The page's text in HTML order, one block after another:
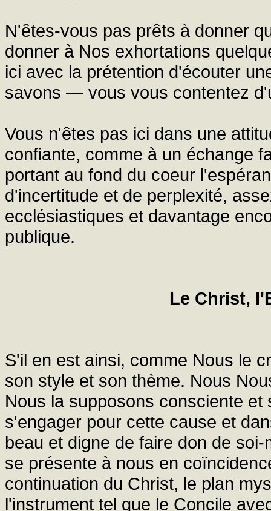
N'êtes-vous pas prêts à donner
donner à Nos exhortations
ici avec la prétention d'écouter
savons — vous vous contentez
Vous n'êtes pas ici dans une
confiante, comme à un échange
portant au fond du coeur
d'incertitude et de perplexité,
ecclésiastiques et davantage
publique.
Le Christ,
S'il en est ainsi, comme Nous le
son style et son thème. Nous
Nous la supposons consciente
s'engager pour cette cause et
beau et digne de faire don de
se présente à nous en
continuation du Christ, le plan
l'instrument tel que le Concile